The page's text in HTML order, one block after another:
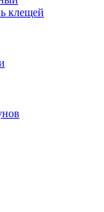
клещей